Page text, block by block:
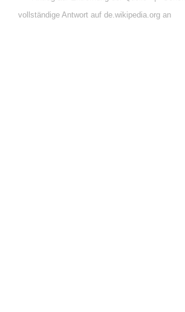
vollständige Antwort auf de.wikipedia.org an